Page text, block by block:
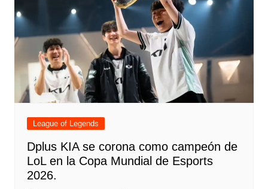
League of Legends
Dplus KIA se corona como campeón de
LoL en la Copa Mundial de Esports
2026.